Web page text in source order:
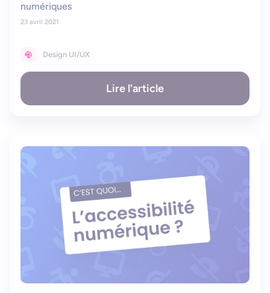
numériques
23 avril 2021
Design UI/UX
Lire l'article